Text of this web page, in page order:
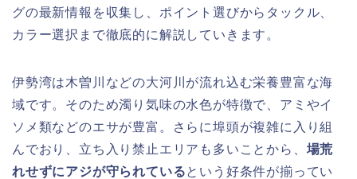
グの最新情報を収集し、ポイント選びからタックル、
カラー選択まで徹底的に解説していきます。
伊勢湾は木曽川などの大河川が流れ込む栄養豊富な海
域です。そのため濁り気味の水色が特徴で、アミやイ
ソメ類などのエサが豊富。さらに埠頭が複雑に入り組
んでおり、立ち入り禁止エリアも多いことから、 場荒
れせずにアジが守られているという好条件が揃ってい